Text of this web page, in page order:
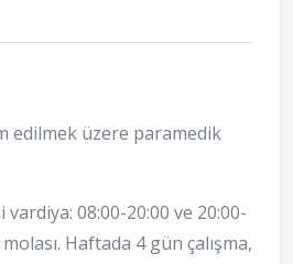
edilmek üzere paramedik
vardiya: 08:00-20:00 ve 20:00-
Haftada 4 gün çalışma,